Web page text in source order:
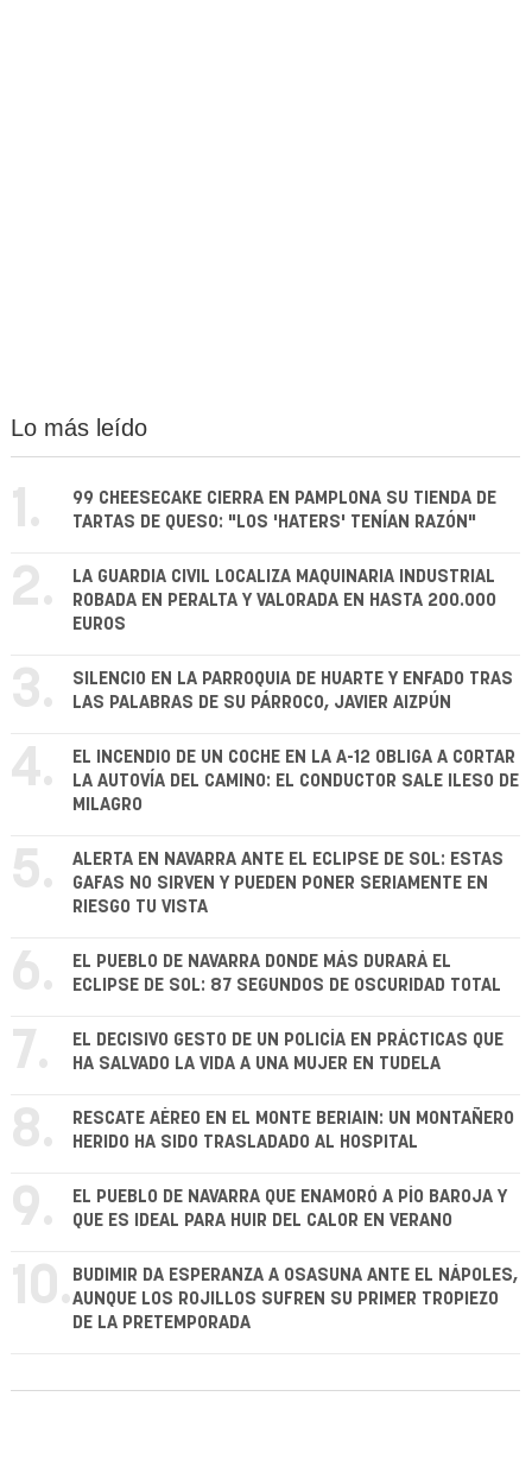
Lo más leído
1.
99 CHEESECAKE CIERRA EN PAMPLONA SU TIENDA DE
TARTAS DE QUESO: "LOS 'HATERS' TENÍAN RAZÓN"
2.
LA GUARDIA CIVIL LOCALIZA MAQUINARIA INDUSTRIAL
ROBADA EN PERALTA Y VALORADA EN HASTA 200.000
EUROS
3.
SILENCIO EN LA PARROQUIA DE HUARTE Y ENFADO TRAS
LAS PALABRAS DE SU PÁRROCO, JAVIER AIZPÚN
4.
EL INCENDIO DE UN COCHE EN LA A-12 OBLIGA A CORTAR
LA AUTOVÍA DEL CAMINO: EL CONDUCTOR SALE ILESO DE
MILAGRO
5.
ALERTA EN NAVARRA ANTE EL ECLIPSE DE SOL: ESTAS
GAFAS NO SIRVEN Y PUEDEN PONER SERIAMENTE EN
RIESGO TU VISTA
6.
EL PUEBLO DE NAVARRA DONDE MÁS DURARÁ EL
ECLIPSE DE SOL: 87 SEGUNDOS DE OSCURIDAD TOTAL
7.
EL DECISIVO GESTO DE UN POLICÍA EN PRÁCTICAS QUE
HA SALVADO LA VIDA A UNA MUJER EN TUDELA
8.
RESCATE AÉREO EN EL MONTE BERIAIN: UN MONTAÑERO
HERIDO HA SIDO TRASLADADO AL HOSPITAL
9.
EL PUEBLO DE NAVARRA QUE ENAMORÓ A PÍO BAROJA Y
QUE ES IDEAL PARA HUIR DEL CALOR EN VERANO
10. BUDIMIR DA ESPERANZA A OSASUNA ANTE EL NÁPOLES,
AUNQUE LOS ROJILLOS SUFREN SU PRIMER TROPIEZO
DE LA PRETEMPORADA